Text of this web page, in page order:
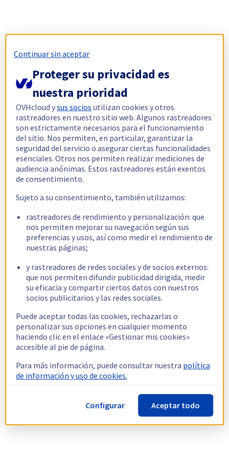
Continuar sin aceptar
Proteger su privacidad es
nuestra prioridad
OVHcloud ysus socios utilizan cookies y otros
rastreadores en nuestro sitio web. Algunos rastreadores
son estrictamente necesarios para el funcionamiento
del sitio. Nos permiten, en particular, garantizar la
seguridad del servicio o asegurar ciertas funcionalidades
esenciales. Otros nos permiten realizar mediciones de
audiencia anónimas. Estos rastreadores están exentos
de consentimiento.
Sujeto a su consentimiento, también utilizamos:
rastreadores de rendimiento y personalización: que
nos permiten mejorar su navegación según sus
preferencias y usos, así como medir el rendimiento de
nuestras páginas;
y rastreadores de redes sociales y de socios externos:
que nos permiten difundir publicidad dirigida, medir
su eficacia y compartir ciertos datos con nuestros
socios publicitarios y las redes sociales.
Puede aceptar todas las cookies, rechazarlas o
personalizar sus opciones en cualquier momento
haciendo clic en el enlace «Gestionar mis cookies»
accesible al pie de página.
Para más información, puede consultar nuestra política
de información y uso de cookies.
Configurar Aceptar todo